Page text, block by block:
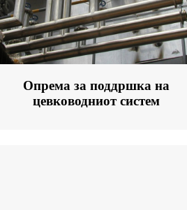
Опрема за поддршка на
цевководниот систем